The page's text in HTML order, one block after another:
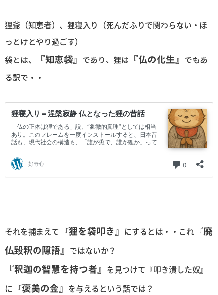
狸爺（知恵者）、狸寝入り（死んだふりで関わらない・ほ
っとけとやり過ごす）
袋とは、
『知恵袋』 であり、狸は 『仏の化生』 でもあ
る訳で・・
それを捕まえて 『狸を袋叩き』 にするとは・・これ 『廃
仏毀釈の隠語』 ではないか？
『釈迦の智慧を持つ者』 を見つけて『叩き潰した奴』
に 『褒美の金』 を与えるという話では？